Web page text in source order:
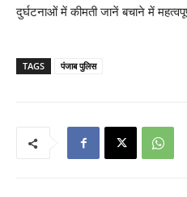
दुर्घटनाओं में कीमती जानें बचाने में
TAGS पंजाब पुलिस